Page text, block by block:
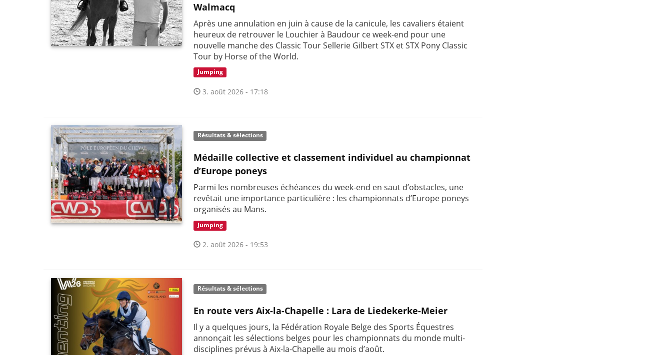
Walmacq
Après une annulation en juin à cause de la canicule, les cavaliers étaient
heureux de retrouver le Louchier à Baudour ce week-end pour une
nouvelle manche des Classic Tour Sellerie Gilbert STX et STX Pony Classic
Tour by Horse of the World.
Jumping
3. août 2026 - 17:18
Résultats & sélections
Médaille collective et classement individuel au championnat
d’Europe poneys
Parmi les nombreuses échéances du week-end en saut d’obstacles, une
revêtait une importance particulière : les championnats d’Europe poneys
organisés au Mans.
Jumping
2. août 2026 - 19:53
Résultats & sélections
En route vers Aix-la-Chapelle : Lara de Liedekerke-Meier
Il y a quelques jours, la Fédération Royale Belge des Sports Équestres
annonçait les sélections belges pour les championnats du monde multi-
disciplines prévus à Aix-la-Chapelle au mois d’août.